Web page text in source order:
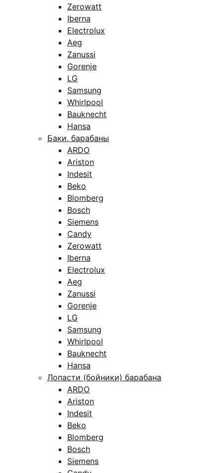
Zerowatt
Iberna
Electrolux
Aeg
Zanussi
Gorenje
LG
Samsung
Whirlpool
Bauknecht
Hansa
Баки, барабаны
ARDO
Ariston
Indesit
Beko
Blomberg
Bosch
Siemens
Candy
Zerowatt
Iberna
Electrolux
Aeg
Zanussi
Gorenje
LG
Samsung
Whirlpool
Bauknecht
Hansa
Лопасти (бойники) барабана
ARDO
Ariston
Indesit
Beko
Blomberg
Bosch
Siemens